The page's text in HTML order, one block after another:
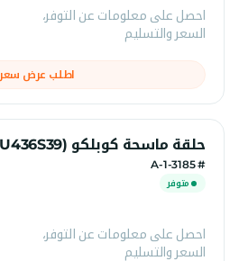
احصل على معلومات عن التوفر،
السعر والتسليم
اطلب عرض سعر
حلقة ماسحة كوبلكو (2453U436S39)
# 1-3185-A
متوفر
احصل على معلومات عن التوفر،
السعر والتسليم